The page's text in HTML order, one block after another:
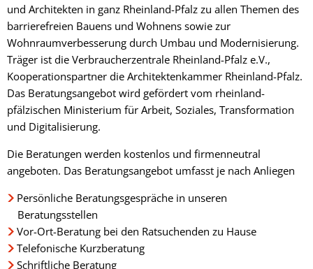
E-Rechnungen
Wohnen im
und Architekten in ganz Rheinland-Pfalz zu allen Themen des
barrierefreien Bauens und Wohnens sowie zur
Wohnraumverbesserung durch Umbau und Modernisierung.
Träger ist die Verbraucherzentrale Rheinland-Pfalz e.V.,
Kooperationspartner die Architektenkammer Rheinland-Pfalz.
Das Beratungsangebot wird gefördert vom rheinland-
pfälzischen Ministerium für Arbeit, Soziales, Transformation
und Digitalisierung.
Die Beratungen werden kostenlos und firmenneutral
angeboten. Das Beratungsangebot umfasst je nach Anliegen
Persönliche Beratungsgespräche in unseren
Beratungsstellen
Vor-Ort-Beratung bei den Ratsuchenden zu Hause
Telefonische Kurzberatung
Schriftliche Beratung